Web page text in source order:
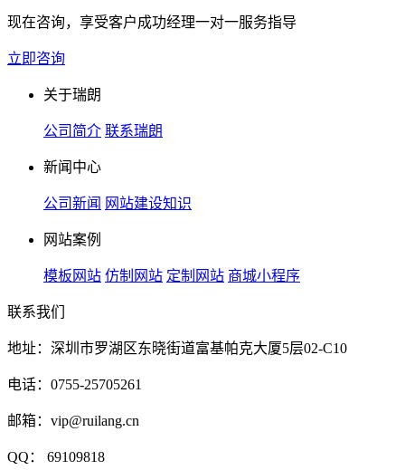
现在咨询，享受客户成功经理一对一服务指导
立即咨询
关于瑞朗
公司简介 联系瑞朗
新闻中心
公司新闻 网站建设知识
网站案例
模板网站 仿制网站 定制网站 商城小程序
联系我们
地址：深圳市罗湖区东晓街道富基帕克大厦5层02-C10
电话：0755-25705261
邮箱：vip@ruilang.cn
QQ： 69109818